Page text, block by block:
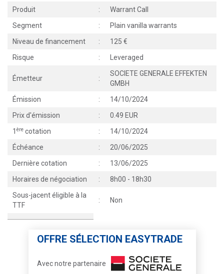
Produit
:
Warrant Call
Segment
:
Plain vanilla warrants
Niveau de financement
:
125
Risque
: Leveraged
Émetteur :
SOCIETE GENERALE EFFEKTEN
GMBH
Émission
:
14/10/2024
Prix d'émission
:
0.49 EUR
1 ère cotation :
14/10/2024
Échéance
:
20/06/2025
Dernière cotation
:
13/06/2025
Horaires de négociation
:
8h00 - 18h30
Sous-jacent éligible à la
TTF
: Non
OFFRE SÉLECTION EASYTRADE
Avec notre partenaire